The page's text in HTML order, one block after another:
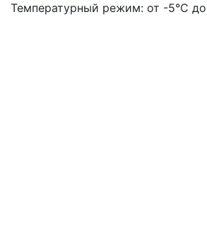
Температурный режим: от -5°C